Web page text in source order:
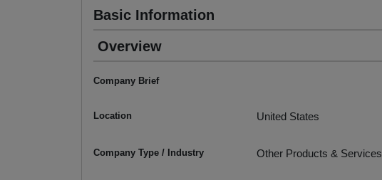
Basic Information
Overview
Company Brief
Location United States
Company Type / Industry Other Products & Services